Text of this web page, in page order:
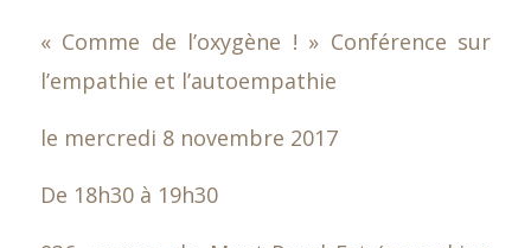
« Comme de l’oxygène ! » Conférence sur
l’empathie et l’autoempathie
le mercredi 8 novembre 2017
De 18h30 à 19h30